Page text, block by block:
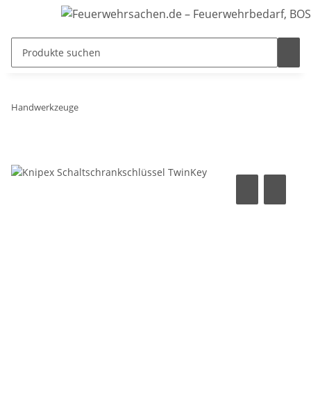
Handwerkzeuge